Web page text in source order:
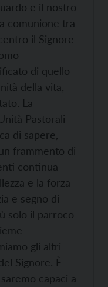
e il nostro
comunione tra
il Signore
di quello
della vita,
La
Pastorali
di sapere,
frammento di
continua
e la forza
e segno di
solo il parroco
gli altri
Signore. È
capaci a